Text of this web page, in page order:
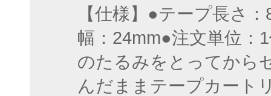
【仕様】●テープ長さ
幅：24mm●注文単位
のたるみをとってから
んだままテープカート